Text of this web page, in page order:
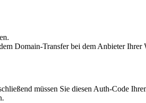
Domain-Transfer bei dem Anbieter Ihrer
müssen Sie diesen Auth-Code